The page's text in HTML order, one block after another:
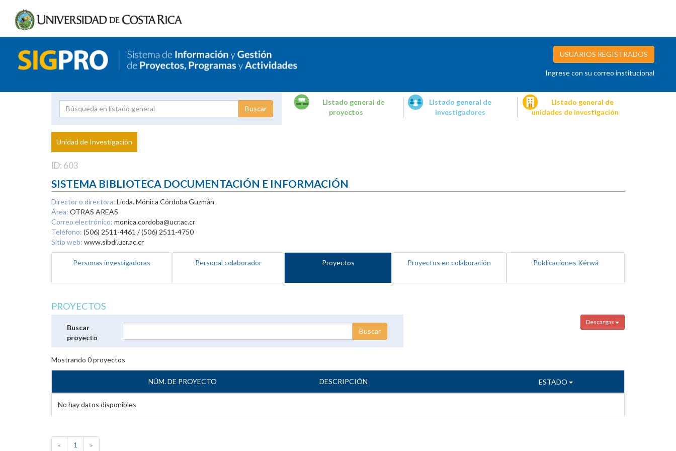
USUARIOS REGISTRADOS
Ingrese con su correo institucional
Proyecto
Investigador
Listado general de
proyectos
Listado general de
investigadores
Listado general de
unidades de investigación
Unidad de Investigación
ID: 603
SISTEMA BIBLIOTECA DOCUMENTACIÓN E INFORMACIÓN
Director o directora: Licda. Mónica Córdoba Guzmán
Área: OTRAS AREAS
Correo electrónico: monica.cordoba@ucr.ac.cr
Teléfono: (506) 2511-4461 / (506) 2511-4750
Sitio web: www.sibdi.ucr.ac.cr
Personas investigadoras Personal colaborador Proyectos Proyectos en colaboración Publicaciones Kérwá
PROYECTOS
Descargas
Buscar
proyecto
Mostrando 0proyectos
NÚM. DE PROYECTO DESCRIPCIÓN ESTADO
No hay datos disponibles
« 1 »